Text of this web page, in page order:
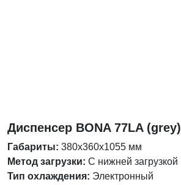
Диспенсер BONA 77LA (grey)
Габариты: 380х360х1055 мм
Метод загрузки: С нижней загрузкой
Тип охлаждения: Электронный